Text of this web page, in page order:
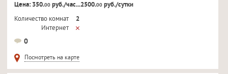
Цена: 350.00руб./час...2500.00руб./сутки
Количество комнат
2
Интернет
0
Посмотреть на карте